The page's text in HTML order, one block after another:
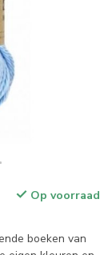
Op voorraad
boeken van